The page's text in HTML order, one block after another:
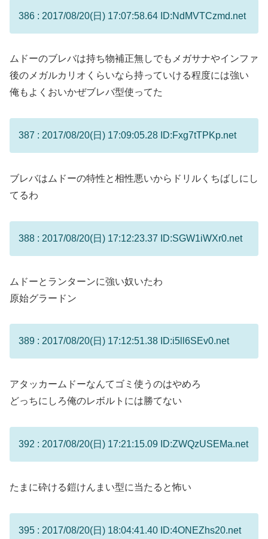
386 : 2017/08/20(日) 17:07:58.64 ID:NdMVTCzmd.net
ムドーのブレバは持ち物補正無しでもメガサナやインファ
後のメガルカリオくらいなら持っていける程度には強い
俺もよくおいかぜブレバ型使ってた
387 : 2017/08/20(日) 17:09:05.28 ID:Fxg7tTPKp.net
ブレバはムドーの特性と相性悪いからドリルくちばしにし
てるわ
388 : 2017/08/20(日) 17:12:23.37 ID:SGW1iWXr0.net
ムドーとランターンに強い奴いたわ
原始グラードン
389 : 2017/08/20(日) 17:12:51.38 ID:i5ll6SEv0.net
アタッカームドーなんてゴミ使うのはやめろ
どっちにしろ俺のレボルトには勝てない
392 : 2017/08/20(日) 17:21:15.09 ID:ZWQzUSEMa.net
たまに砕ける鎧けんまい型に当たると怖い
395 : 2017/08/20(日) 18:04:41.40 ID:4ONEZhs20.net